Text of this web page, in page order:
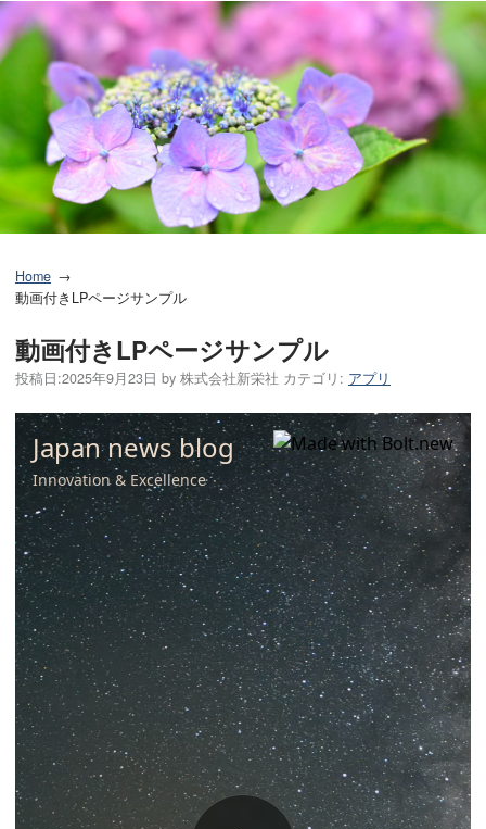
Home
動画付きLPページサンプル
動画付きLPページサンプル
投稿日:2025年9月23日 by 株式会社新栄社 カテゴリ: アプリ